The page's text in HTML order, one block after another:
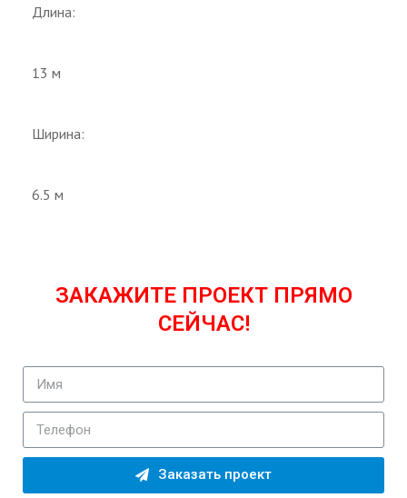
Длина:
13 м
Ширина:
6.5 м
ЗАКАЖИТЕ ПРОЕКТ ПРЯМО
СЕЙЧАС!
Заказать проект